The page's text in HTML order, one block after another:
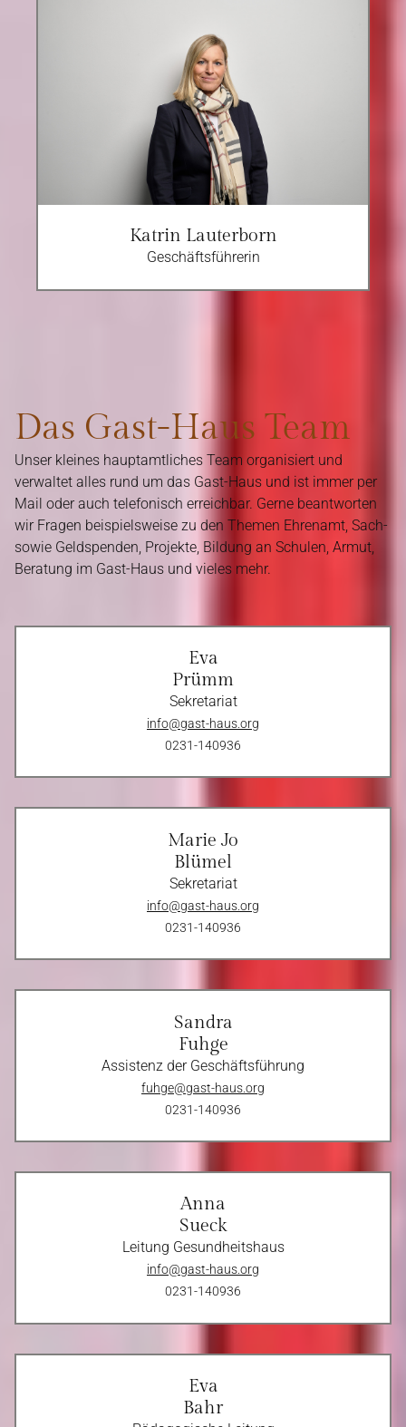
Katrin Lauterborn
Geschäftsführerin
Das Gast-Haus Team
Unser kleines hauptamtliches Team organisiert und
verwaltet alles rund um das Gast-Haus und ist immer per
Mail oder auch telefonisch erreichbar. Gerne beantworten
wir Fragen beispielsweise zu den Themen Ehrenamt, Sach-
sowie Geldspenden, Projekte, Bildung an Schulen, Armut,
Beratung im Gast-Haus und vieles mehr.
Eva
Prümm
Sekretariat
info@gast-haus.org
0231-140936
Marie Jo
Blümel
Sekretariat
info@gast-haus.org
0231-140936
Sandra
Fuhge
Assistenz der Geschäftsführung
fuhge@gast-haus.org
0231-140936
Anna
Sueck
Leitung Gesundheitshaus
info@gast-haus.org
0231-140936
Eva
Bahr